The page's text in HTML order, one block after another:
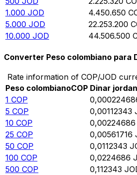
1.000 JOD 4.450.650
5.000 JOD 22.253.200
10.000 JOD 44.506.500
Converter Peso colombiano para
Rate information of COP/JOD
Peso colombianoCOP Dinar
1 COP
5 COP 0,00112343
10 COP 0,00224686
25 COP 0,00561716
50 COP 0,0112343
100 COP 0,0224686
500 COP 0,112343